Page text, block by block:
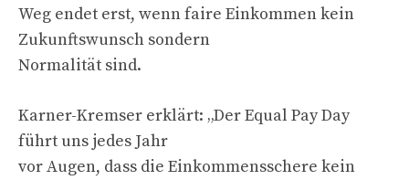
Weg endet erst, wenn faire Einkommen kein
Zukunftswunsch sondern
Normalität sind.
Karner-Kremser erklärt: „Der Equal Pay Day
führt uns jedes Jahr
vor Augen, dass die Einkommensschere kein